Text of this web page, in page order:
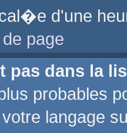
d'une
page
pas dans la
probables
langage